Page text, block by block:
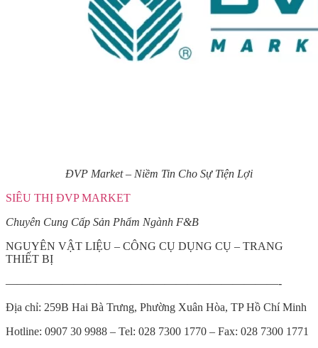
ĐVP Market – Niềm Tin Cho Sự Tiện Lợi
SIÊU THỊ ĐVP MARKET
Chuyên Cung Cấp Sản Phẩm Ngành F&B
NGUYÊN VẬT LIỆU – CÔNG CỤ DỤNG CỤ – TRANG
THIẾT BỊ
————————————————————————-
Địa chỉ: 259B Hai Bà Trưng, Phường Xuân Hòa, TP Hồ Chí Minh
Hotline: 0907 30 9988 – Tel: 028 7300 1770 – Fax: 028 7300 1771